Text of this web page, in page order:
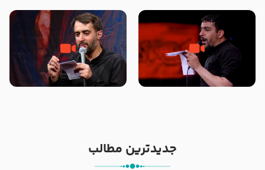
هیئت رایة العباس علیه السلام
تک ، عبّاس، صاحب دل‌هاست –
حاج حنیف طاهری – عزاداری شب
من غلام نوکراتم من عاشق کربلاتم
– شور زمینه – شب هفتم – محرم
جدیدترین مطالب